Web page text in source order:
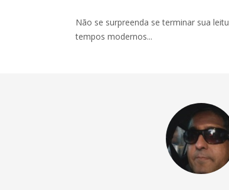
Não se surpreenda se terminar sua
tempos modernos...